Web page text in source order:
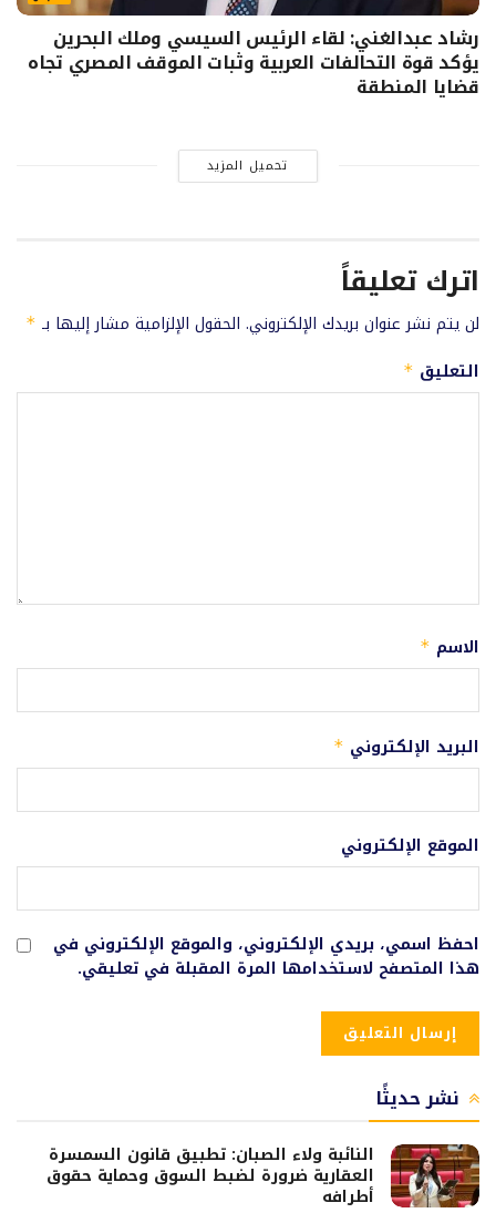
رشاد عبدالغني: لقاء الرئيس السيسي وملك البحرين
يؤكد قوة التحالفات العربية وثبات الموقف المصري تجاه
قضايا المنطقة
تحميل المزيد
اترك تعليقاً
لن يتم نشر عنوان بريدك الإلكتروني. الحقول الإلزامية مشار إليها بـ *
التعليق *
الاسم *
البريد الإلكتروني *
الموقع الإلكتروني
احفظ اسمي، بريدي الإلكتروني، والموقع الإلكتروني في
هذا المتصفح لاستخدامها المرة المقبلة في تعليقي.
نشر حديثًا
النائبة ولاء الصبان: تطبيق قانون السمسرة
العقارية ضرورة لضبط السوق وحماية حقوق
أطرافه